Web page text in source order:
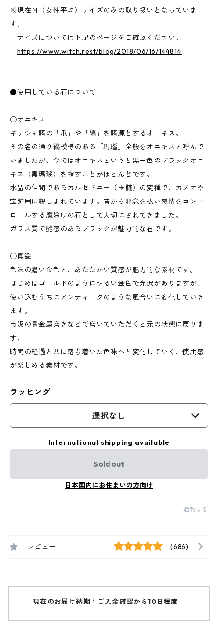
※現在Ｍ（女性平均）サイズのみの取り扱いとなっていま
す。
サイズについては下記のページをご確認ください。
https://www.witch.rest/blog/2018/06/16/144814
●使用している石について
○オニキス
ギリシャ語の「爪」や「縞」を語源とするオニキス。
その名の通り縞模様のある「瑪瑙」全般をオニキスと呼んで
いましたが、今ではオニキスというと黒一色のブラックオニ
キス（黒瑪瑙）を指すことがほとんどです。
水晶の仲間であるカルセドニー（玉髄）の変種で、カメオや
宝飾用に親しまれています。昔から邪念を払い感情をコント
ロールする魔除けの石として大切にされてきました。
ガラス質で艶感のあるブラックが魅力的な石です。
○真鍮
色味の濃い金色と、あたたかい質感が魅力的な素材です。
はじめはゴールドのように明るい金色で光沢がありますが、
使い込むうちにアンティークのような風合いに変化していき
ます。
市販の貴金属磨きなどで磨いていただくと元の状態に戻りま
す。
時間の経過と共に落ち着いた色味へと変化していく、使用感
が楽しめる素材です。
ラッピング
選択なし
International shipping available
Sold out
日本国内にお住まいの方向け
通報する
レビュー (686)
現在のお届け納期：ご入金確認から10日程度